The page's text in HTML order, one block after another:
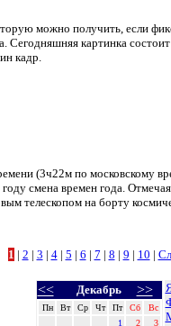
можно получить, если
Сегодняшняя картинка
кадр.
(3ч22м по московскому
смена времен года.
телескопом на борту
1 | 2 | 3 | 4| 5 | 6 | 7 | 8 | 9 | 10 |
<< Декабрь >>
Пн Вт Ср Чт Пт Сб
Вс
1
2
3